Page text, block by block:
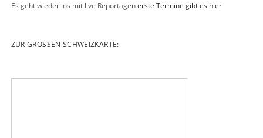
Es geht wieder los mit live Reportagenerste Termine gibt es hier
ZUR GROSSEN SCHWEIZKARTE: